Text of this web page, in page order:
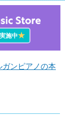
施中★
ガンピアノの本